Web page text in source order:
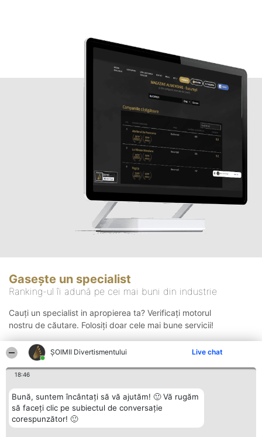
ŞOIMII Divertismentului Live chat
18:46
Bună, suntem încântați să vă ajutăm! 🙂 Vă rugăm
să faceți clic pe subiectul de conversație
corespunzător! 🙂
Gasește un specialist
Ranking-ul îi adună pe cei mai buni din industrie
Cauți un specialist in apropierea ta? Verificați motorul
nostru de căutare. Folosiți doar cele mai bune servicii!